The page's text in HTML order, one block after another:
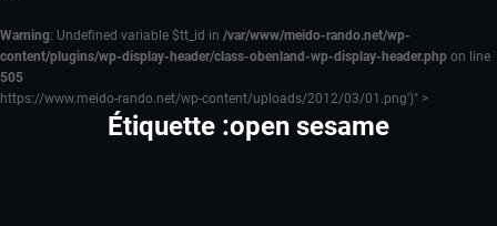
Warning: Undefined variable $tt_id in /var/www/meido-rando.net/wp-
content/plugins/wp-display-header/class-obenland-wp-display-header.php on line
505
https://www.meido-rando.net/wp-content/uploads/2012/03/01.png')" >
Étiquette :open sesame